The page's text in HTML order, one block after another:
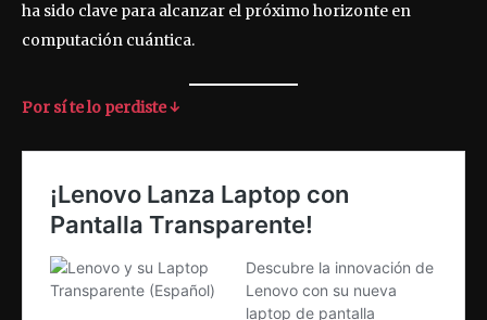
ha sido clave para alcanzar el próximo horizonte en
computación cuántica.
Por sí te lo perdiste ↓